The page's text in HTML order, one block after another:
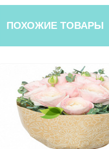
ПОХОЖИЕ ТОВАРЫ